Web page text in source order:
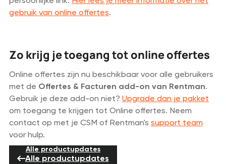
gebruik van online offertes.
Zo krijg je toegang tot online offertes
Online offertes zijn nu beschikbaar voor alle gebruikers
met de Offertes & Facturen add-on van Rentman.
Gebruik je deze add-on niet? Upgrade dan je pakket
om toegang te krijgen tot Online offertes. Neem
contact op met je CSM of Rentman's support team
voor hulp.
Alle productupdates
Alle productupdates